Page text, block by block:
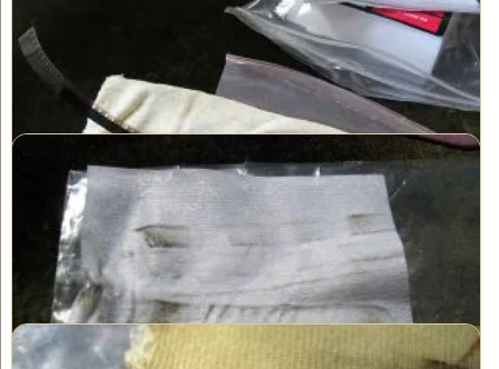
Sotto, il film era abbastanza sporco, ma con una pulizia a mano
accurata, abbiamo ottenuto risultati molto buoni. A volte lo sporco
penetra profondamente nell'emulsione del film. In alcuni casi,
parte di esso rimarrà. Tuttavia, se ne potrà rimuovere molto.
La pulizia a mano accurata è parte di un trasferimento di film
di successo.
Qui, c'era della muffa oltre a un accumulo di catrame sul film.
Supponiamo che il proprietario fosse un fumatore e si godesse le
sue sigarette, o forse sigari, mentre guardava i suoi preziosi ricordi
familiari.
La sporcizia e il fumo, nell'aria, possono causare un